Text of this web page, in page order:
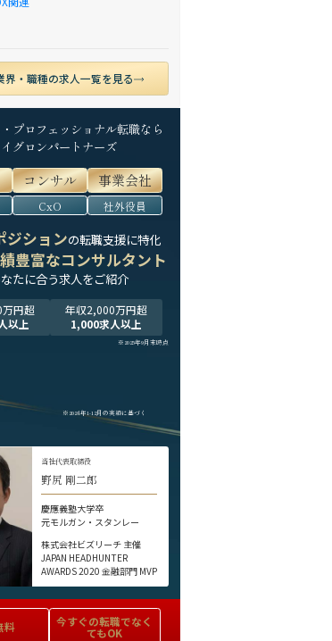
界・職種の求人一覧を見る
プロフェッショナル転職なら
グロンパートナーズ
コンサル 事業会社
CxO 社外役員
ジションの転職支援に特化
豊富なコンサルタント
たに合う求人をご紹介
円超
以上
年収2,000万円超
1,000求人以上
※2025年9月末時点
※2024年1-12月の実績に基づく
当社代表取締役
野尻 剛二郎
慶應義塾大学卒
元モルガン・スタンレー
株式会社ビズリーチ 主催
JAPAN HEADHUNTER
AWARDS 2020 金融部門 MVP
料 今すぐの転職でなく
てもOK